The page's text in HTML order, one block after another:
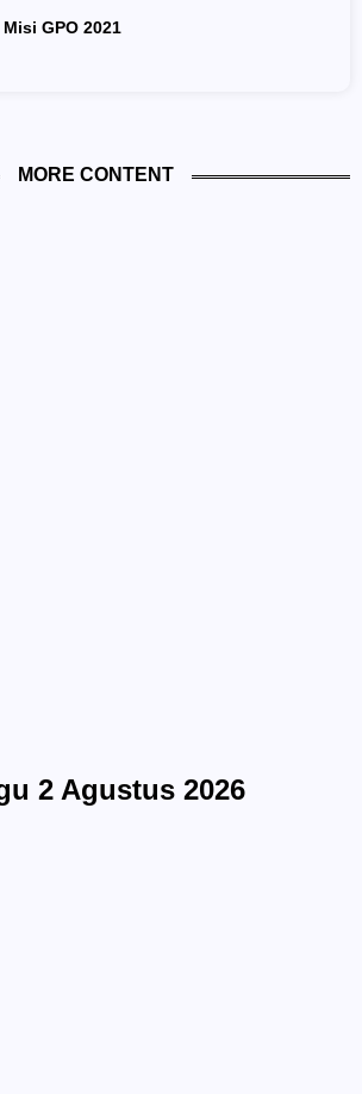
GPO 2021
MORE CONTENT
2 Agustus 2026